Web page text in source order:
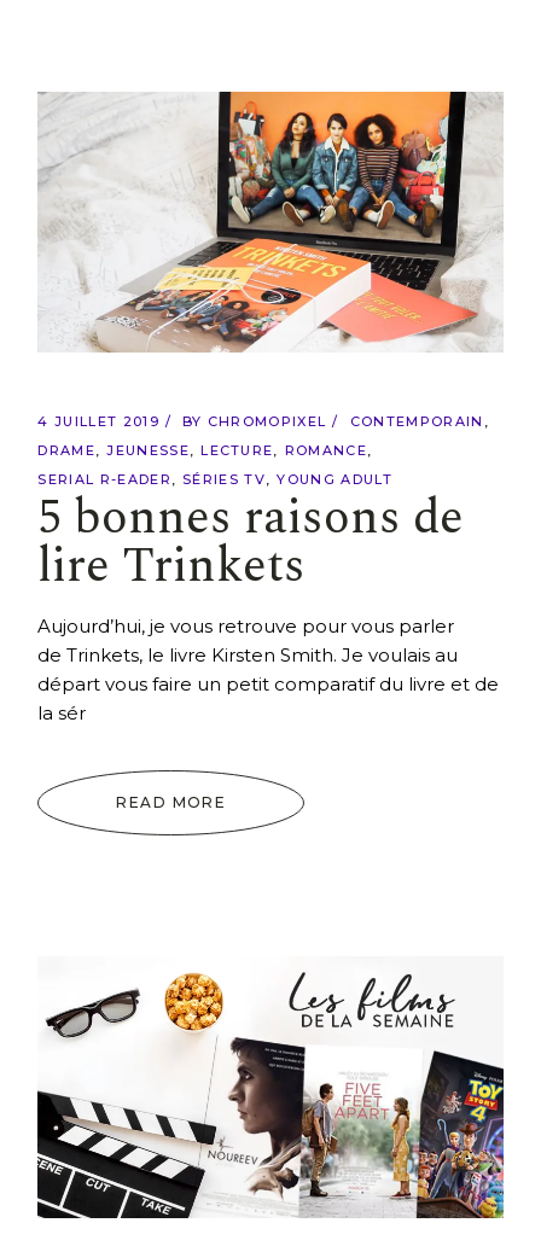
4 JUILLET 2019 BY CHROMOPIXEL
CONTEMPORAIN
DRAME
JEUNESSE LECTURE
ROMANCE
SERIAL R-EADER
SÉRIES TV YOUNG ADULT
5 bonnes raisons de
lire Trinkets
Aujourd’hui, je vous retrouve pour vous parler
de Trinkets, le livre Kirsten Smith. Je voulais au
départ vous faire un petit comparatif du livre et de
la sér
READ MORE